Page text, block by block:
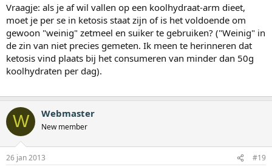
Vraagje: als je af wil vallen op een koolhydraat-arm dieet,
moet je per se in ketosis staat zijn of is het voldoende om
gewoon "weinig" zetmeel en suiker te gebruiken? ("Weinig" in
de zin van niet precies gemeten. Ik meen te herinneren dat
ketosis vind plaats bij het consumeren van minder dan 50g
koolhydraten per dag).
W Webmaster
New member
26 jan 2013 #19